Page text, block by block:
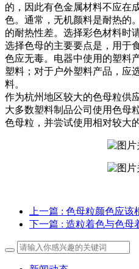
的，因此有色金属材料不应在
色。通常，无机颜料是耐热的
的耐热性差。选择彩色材料时
选择色母的主要要点是，用于
色应无毒。电器中使用的塑料
塑料；对于户外塑料产品，应
料。
作为杭州地区较大的色母粒供
大多数塑料制品公司使用色母
色母粒，并尝试使用相对较大
上一篇 : 色母粒颜色应该
下一篇 : 造粒着色与色母